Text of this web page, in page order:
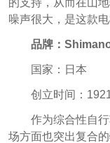
的支持，从而在山
噪声很大，是这款
品牌：
国家：日本
创立时间：
作为综合性自
场方面也突出复合